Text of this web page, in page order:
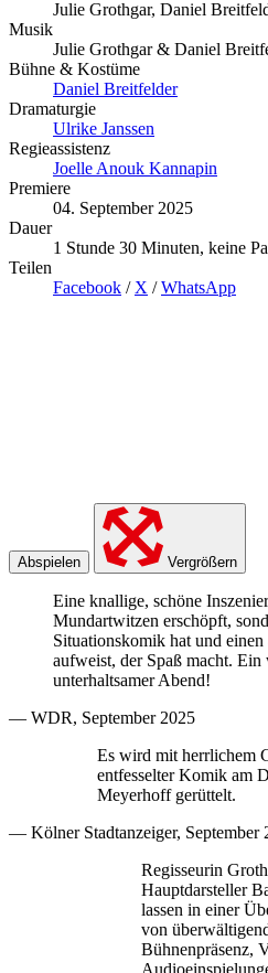
Julie Grothgar, Daniel
Musik
Julie Grothgar & Daniel
Bühne & Kostüme
Daniel Breitfelder
Dramaturgie
Ulrike Janssen
Regieassistenz
Joelle Anouk Kannapin
Premiere
04. September 2025
Dauer
1 Stunde 30 Minuten, keine
Teilen
Facebook / X /WhatsApp
Abspielen Vergrößern
Eine knallige, schöne
Mundartwitzen erschöpft,
Situationskomik hat und
aufweist, der Spaß macht.
unterhaltsamer Abend!
— WDR, September 2025
Es wird mit herrlichem
entfesselter Komik am
Meyerhoff gerüttelt.
— Kölner Stadtanzeiger, September
Regisseurin
Hauptdarsteller
lassen in einer
von
Bühnenpräsenz,